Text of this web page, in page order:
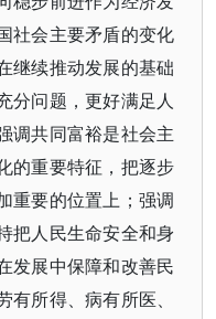
社会主要矛盾的变化
继续推动发展的基础
分问题，更好满足人
调共同富裕是社会主
的重要特征，把逐步
重要的位置上；强调
把人民生命安全和身
发展中保障和改善民
所得、病有所医、